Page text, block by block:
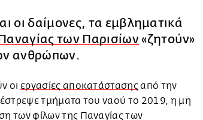
οι δαίμονες, τα εμβληματικά
των Παρισίων «ζητούν»
ανθρώπων.
οιεργασίες αποκατάστασηςαπό την
τμήματα του ναού το 2019, η μη
των φίλων της Παναγίας των